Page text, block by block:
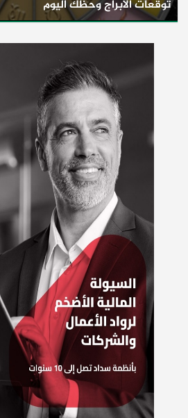
توقعات الأبراج وحظك اليوم